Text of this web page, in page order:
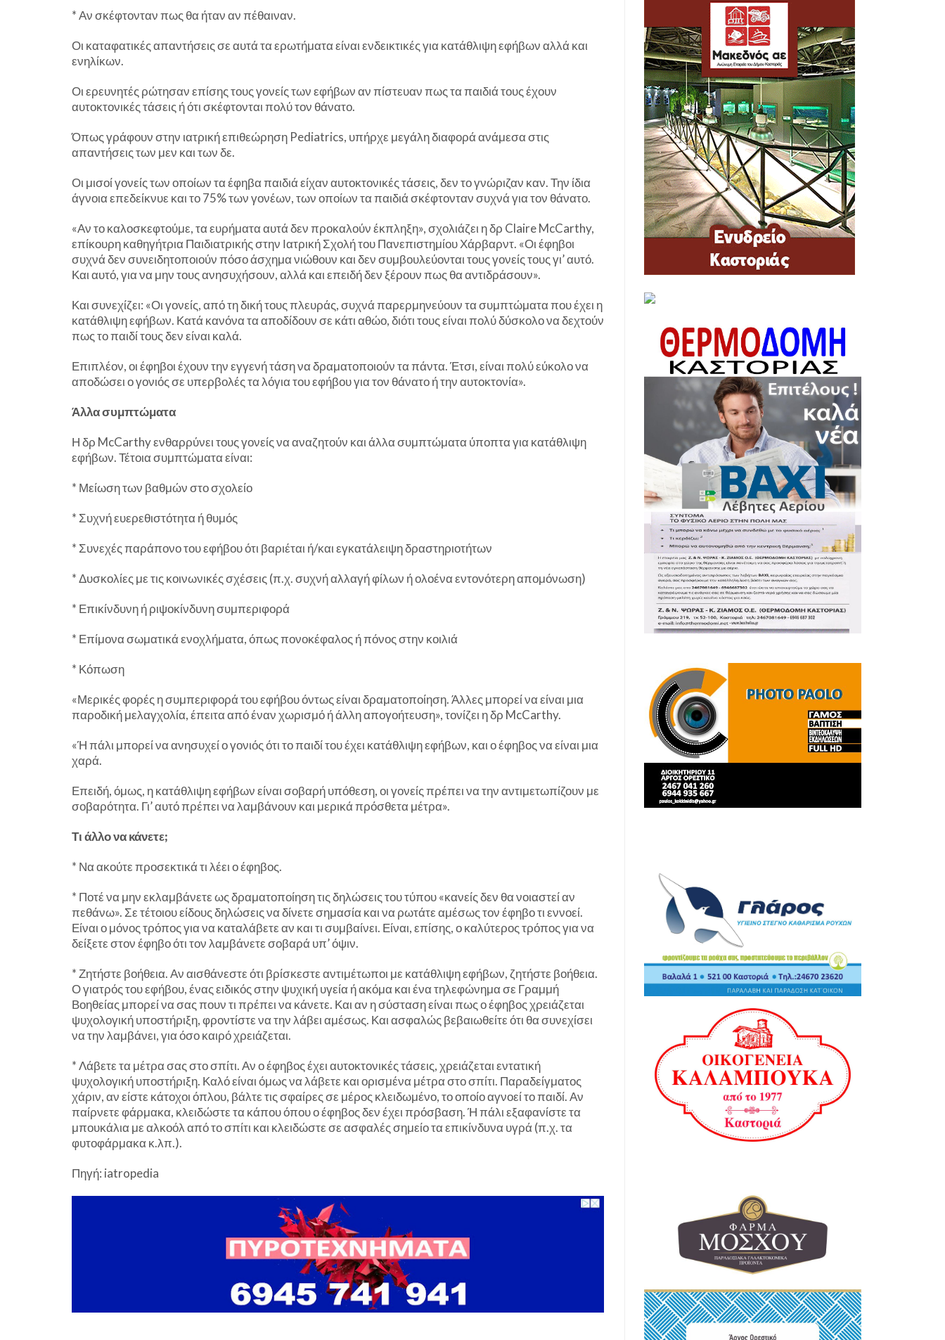
* Αν σκέφτονταν πως θα ήταν αν πέθαιναν.
Οι καταφατικές απαντήσεις σε αυτά τα ερωτήματα είναι ενδεικτικές για κατάθλιψη εφήβων αλλά και
ενηλίκων.
Οι ερευνητές ρώτησαν επίσης τους γονείς των εφήβων αν πίστευαν πως τα παιδιά τους έχουν
αυτοκτονικές τάσεις ή ότι σκέφτονται πολύ τον θάνατο.
Όπως γράφουν στην ιατρική επιθεώρηση Pediatrics, υπήρχε μεγάλη διαφορά ανάμεσα στις
απαντήσεις των μεν και των δε.
Οι μισοί γονείς των οποίων τα έφηβα παιδιά είχαν αυτοκτονικές τάσεις, δεν το γνώριζαν καν. Την ίδια
άγνοια επεδείκνυε και το 75% των γονέων, των οποίων τα παιδιά σκέφτονταν συχνά για τον θάνατο.
«Αν το καλοσκεφτούμε, τα ευρήματα αυτά δεν προκαλούν έκπληξη», σχολιάζει η δρ Claire McCarthy,
επίκουρη καθηγήτρια Παιδιατρικής στην Ιατρική Σχολή του Πανεπιστημίου Χάρβαρντ. «Οι έφηβοι
συχνά δεν συνειδητοποιούν πόσο άσχημα νιώθουν και δεν συμβουλεύονται τους γονείς τους γι’ αυτό.
Και αυτό, για να μην τους ανησυχήσουν, αλλά και επειδή δεν ξέρουν πως θα αντιδράσουν».
Και συνεχίζει: «Οι γονείς, από τη δική τους πλευράς, συχνά παρερμηνεύουν τα συμπτώματα που έχει η
κατάθλιψη εφήβων. Κατά κανόνα τα αποδίδουν σε κάτι αθώο, διότι τους είναι πολύ δύσκολο να δεχτούν
πως το παιδί τους δεν είναι καλά.
Επιπλέον, οι έφηβοι έχουν την εγγενή τάση να δραματοποιούν τα πάντα. Έτσι, είναι πολύ εύκολο να
αποδώσει ο γονιός σε υπερβολές τα λόγια του εφήβου για τον θάνατο ή την αυτοκτονία».
Άλλα συμπτώματα
Η δρ McCarthy ενθαρρύνει τους γονείς να αναζητούν και άλλα συμπτώματα ύποπτα για κατάθλιψη
εφήβων. Τέτοια συμπτώματα είναι:
* Μείωση των βαθμών στο σχολείο
* Συχνή ευερεθιστότητα ή θυμός
* Συνεχές παράπονο του εφήβου ότι βαριέται ή/και εγκατάλειψη δραστηριοτήτων
* Δυσκολίες με τις κοινωνικές σχέσεις (π.χ. συχνή αλλαγή φίλων ή ολοένα εντονότερη απομόνωση)
* Επικίνδυνη ή ριψοκίνδυνη συμπεριφορά
* Επίμονα σωματικά ενοχλήματα, όπως πονοκέφαλος ή πόνος στην κοιλιά
* Κόπωση
«Μερικές φορές η συμπεριφορά του εφήβου όντως είναι δραματοποίηση. Άλλες μπορεί να είναι μια
παροδική μελαγχολία, έπειτα από έναν χωρισμό ή άλλη απογοήτευση», τονίζει η δρ McCarthy.
«Ή πάλι μπορεί να ανησυχεί ο γονιός ότι το παιδί του έχει κατάθλιψη εφήβων, και ο έφηβος να είναι μια
χαρά.
Επειδή, όμως, η κατάθλιψη εφήβων είναι σοβαρή υπόθεση, οι γονείς πρέπει να την αντιμετωπίζουν με
σοβαρότητα. Γι’ αυτό πρέπει να λαμβάνουν και μερικά πρόσθετα μέτρα».
Τι άλλο να κάνετε;
* Να ακούτε προσεκτικά τι λέει ο έφηβος.
* Ποτέ να μην εκλαμβάνετε ως δραματοποίηση τις δηλώσεις του τύπου «κανείς δεν θα νοιαστεί αν
πεθάνω». Σε τέτοιου είδους δηλώσεις να δίνετε σημασία και να ρωτάτε αμέσως τον έφηβο τι εννοεί.
Είναι ο μόνος τρόπος για να καταλάβετε αν και τι συμβαίνει. Είναι, επίσης, ο καλύτερος τρόπος για να
δείξετε στον έφηβο ότι τον λαμβάνετε σοβαρά υπ’ όψιν.
* Ζητήστε βοήθεια. Αν αισθάνεστε ότι βρίσκεστε αντιμέτωποι με κατάθλιψη εφήβων, ζητήστε βοήθεια.
Ο γιατρός του εφήβου, ένας ειδικός στην ψυχική υγεία ή ακόμα και ένα τηλεφώνημα σε Γραμμή
Βοηθείας μπορεί να σας πουν τι πρέπει να κάνετε. Και αν η σύσταση είναι πως ο έφηβος χρειάζεται
ψυχολογική υποστήριξη, φροντίστε να την λάβει αμέσως. Και ασφαλώς βεβαιωθείτε ότι θα συνεχίσει
να την λαμβάνει, για όσο καιρό χρειάζεται.
* Λάβετε τα μέτρα σας στο σπίτι. Αν ο έφηβος έχει αυτοκτονικές τάσεις, χρειάζεται εντατική
ψυχολογική υποστήριξη. Καλό είναι όμως να λάβετε και ορισμένα μέτρα στο σπίτι. Παραδείγματος
χάριν, αν είστε κάτοχοι όπλου, βάλτε τις σφαίρες σε μέρος κλειδωμένο, το οποίο αγνοεί το παιδί. Αν
παίρνετε φάρμακα, κλειδώστε τα κάπου όπου ο έφηβος δεν έχει πρόσβαση. Ή πάλι εξαφανίστε τα
μπουκάλια με αλκοόλ από το σπίτι και κλειδώστε σε ασφαλές σημείο τα επικίνδυνα υγρά (π.χ. τα
φυτοφάρμακα κ.λπ.).
Πηγή: iatropedia